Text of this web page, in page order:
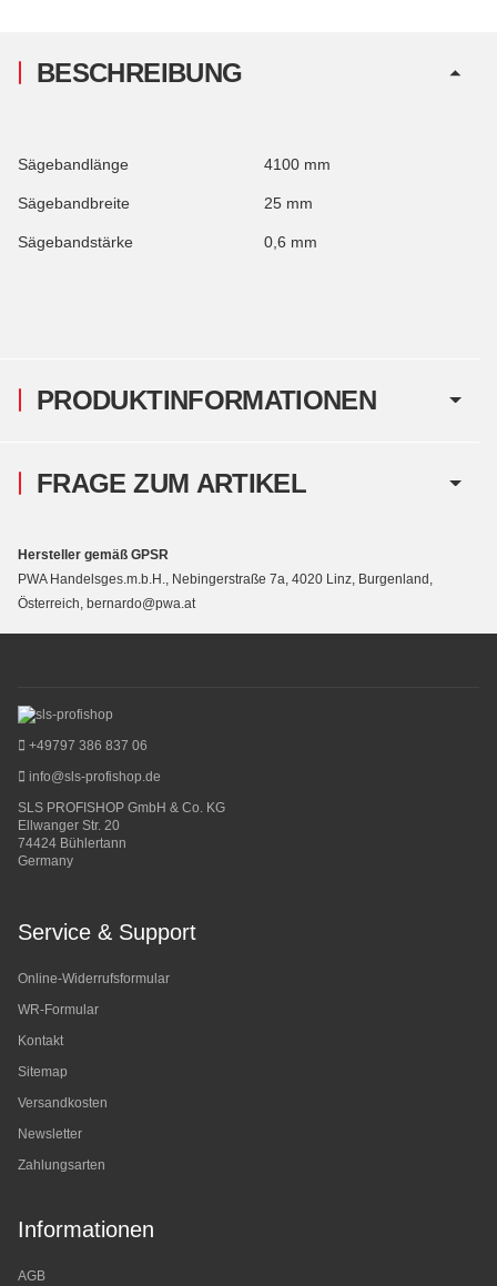
PRODUKTINFORMATIONEN
BESCHREIBUNG
Sägebandlänge 4100 mm
Sägebandbreite 25 mm
Sägebandstärke 0,6 mm
FRAGE ZUM ARTIKEL
Hersteller gemäß GPSR
PWA Handelsges.m.b.H., Nebingerstraße 7a, 4020 Linz, Burgenland,
Österreich, bernardo@pwa.at
+49797 386 837 06
info@sls-profishop.de
SLS PROFISHOP GmbH & Co. KG
Ellwanger Str. 20
74424 Bühlertann
Germany
Service & Support
Online-Widerrufsformular
WR-Formular
Kontakt
Sitemap
Versandkosten
Newsletter
Zahlungsarten
Informationen
AGB